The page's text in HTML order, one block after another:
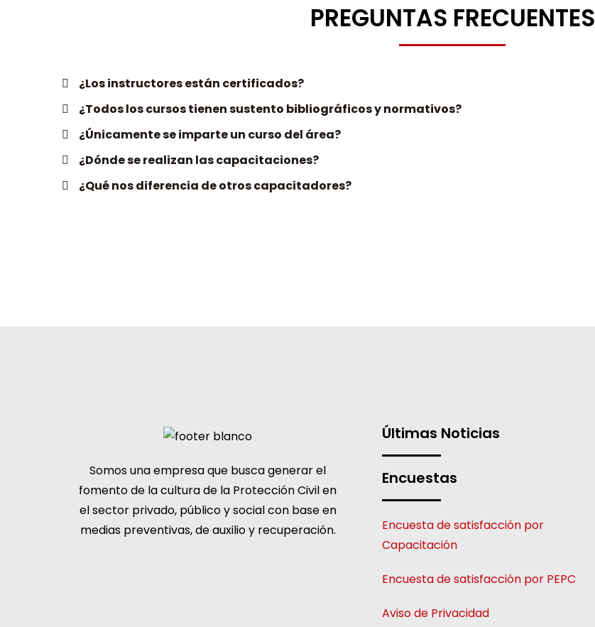
PREGUNTAS FRECUENTES
¿Los instructores están certificados?
¿Todos los cursos tienen sustento bibliográficos y normativos?
¿Únicamente se imparte un curso del área?
¿Dónde se realizan las capacitaciones?
¿Qué nos diferencia de otros capacitadores?
Somos una empresa que busca generar el
fomento de la cultura de la Protección Civil en
el sector privado, público y social con base en
medias preventivas, de auxilio y recuperación.
Últimas Noticias
Encuestas
Encuesta de satisfacción por
Capacitación
Encuesta de satisfacción por PEPC
Aviso de Privacidad